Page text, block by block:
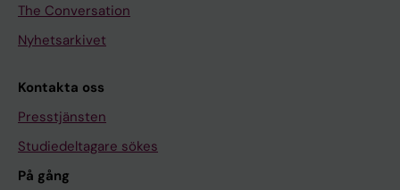
The Conversation
Nyhetsarkivet
Kontakta oss
Presstjänsten
Studiedeltagare sökes
På gång